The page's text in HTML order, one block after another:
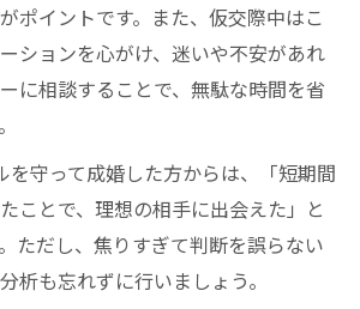
ポイントです。また、仮交際中はこ
ションを心がけ、迷いや不安があれ
に相談することで、無駄な時間を省
を守って成婚した方からは、「短期間
ことで、理想の相手に出会えた」と
ただし、焦りすぎて判断を誤らない
析も忘れずに行いましょう。